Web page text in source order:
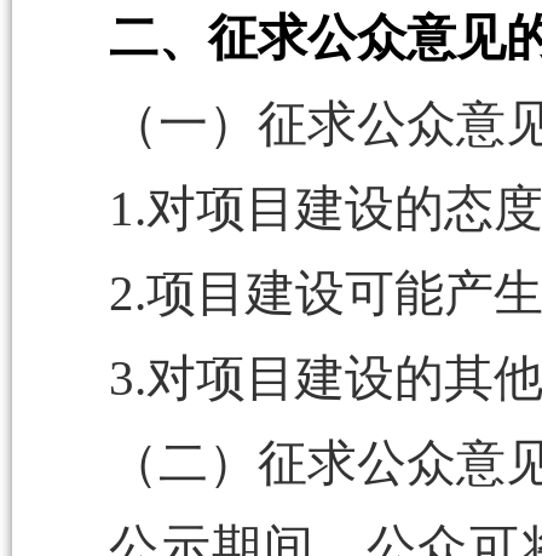
二、征求公众意见
（一）征求公众意
1.对项目建设的态
2.项目建设可能产
3.对项目建设的其
（二）征求公众意